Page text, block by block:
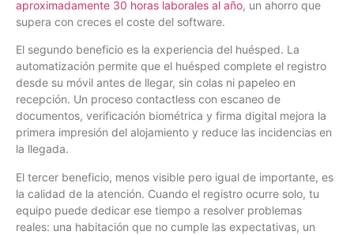
aproximadamente 30 horas laborales al año, un ahorro que
supera con creces el coste del software.
El segundo beneficio es la experiencia del huésped. La
automatización permite que el huésped complete el registro
desde su móvil antes de llegar, sin colas ni papeleo en
recepción. Un proceso contactless con escaneo de
documentos, verificación biométrica y firma digital mejora la
primera impresión del alojamiento y reduce las incidencias en
la llegada.
El tercer beneficio, menos visible pero igual de importante, es
la calidad de la atención. Cuando el registro ocurre solo, tu
equipo puede dedicar ese tiempo a resolver problemas
reales: una habitación que no cumple las expectativas, un